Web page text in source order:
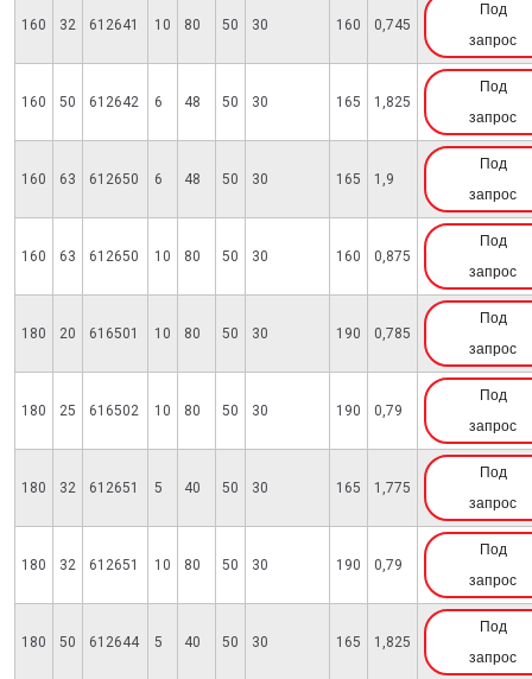
160 32 612641 10 80 50 30 160 0,745
Под
запрос
160 50 612642 6 48 50 30 165 1,825
Под
запрос
160 63 612650 6 48 50 30 165 1,9
Под
запрос
160 63 612650 10 80 50 30 160 0,875
Под
запрос
180 20 616501 10 80 50 30 190 0,785
Под
запрос
180 25 616502 10 80 50 30 190 0,79
Под
запрос
180 32 612651 5 40 50 30 165 1,775
Под
запрос
180 32 612651 10 80 50 30 190 0,79
Под
запрос
180 50 612644 5 40 50 30 165 1,825
Под
запрос